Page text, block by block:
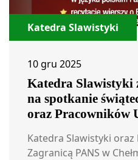
Katedra Slawistyki
10 gru 2025
Katedra Slawistyki
na spotkanie
oraz Pracowników
Katedra Slawistyki oraz
Zagranicą PANS w